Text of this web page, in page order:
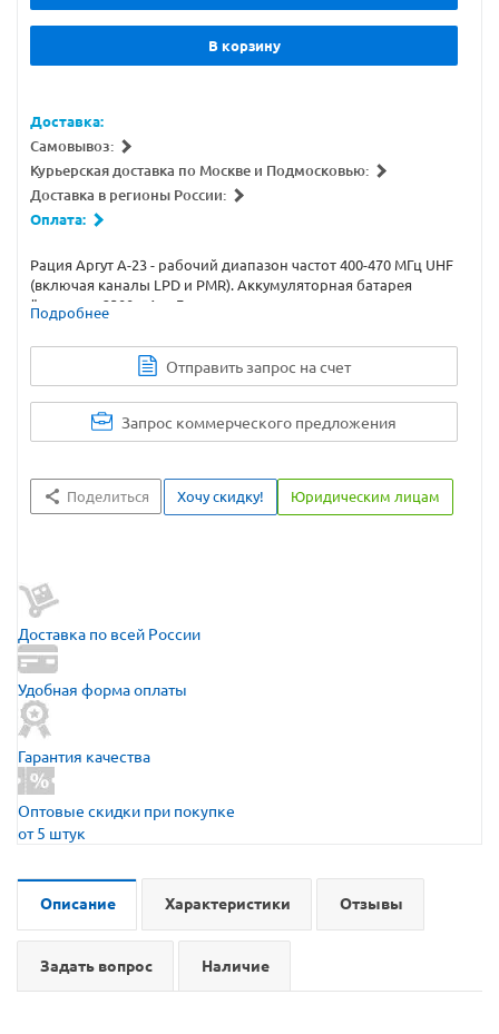
В корзину
Доставка:
Самовывоз:
Курьерская доставка по Москве и Подмосковью:
Доставка в регионы России:
Оплата:
Рация Аргут А-23 - рабочий диапазон частот 400-470 МГц UHF
(включая каналы LPD и PMR). Аккумуляторная батарея
ёмкостью 2300 мА·ч. Голосовая активация через гарнитуру
(VOX). Сканирование каналов. Сигнал тревоги. FM-
радиоприёмник.
Подробнее
Отправить запрос на счет
Запрос коммерческого предложения
Поделиться Хочу скидку! Юридическим лицам
Доставка по всей России
Удобная форма оплаты
Гарантия качества
Оптовые скидки при покупке
от 5 штук
Описание Характеристики Отзывы
Задать вопрос Наличие